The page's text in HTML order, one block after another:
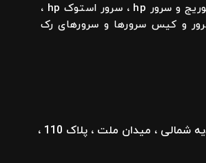
ارائه دهنده : استوریج و سرور hp ، سرور استوک hp ،
و کیس سرورها و سرورهای رک
تهران ، مجیدیه شمالی ، میدان ملت ، پلاک 110 ،